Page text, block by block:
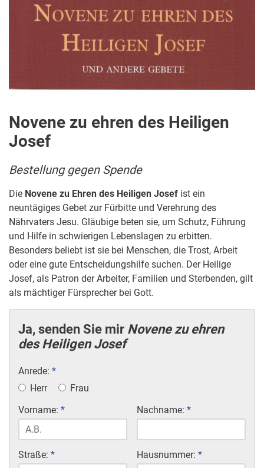
Novene zu ehren des Heiligen
Josef
Bestellung gegen Spende
Die Novene zu Ehren des Heiligen Josef ist ein
neuntägiges Gebet zur Fürbitte und Verehrung des
Nährvaters Jesu. Gläubige beten sie, um Schutz, Führung
und Hilfe in schwierigen Lebenslagen zu erbitten.
Besonders beliebt ist sie bei Menschen, die Trost, Arbeit
oder eine gute Entscheidungshilfe suchen. Der Heilige
Josef, als Patron der Arbeiter, Familien und Sterbenden, gilt
als mächtiger Fürsprecher bei Gott.
Ja, senden Sie mir Novene zu ehren
des Heiligen Josef
Anrede: *
Herr
Frau
Vorname: * Nachname: *
Straße: * Hausnummer: *